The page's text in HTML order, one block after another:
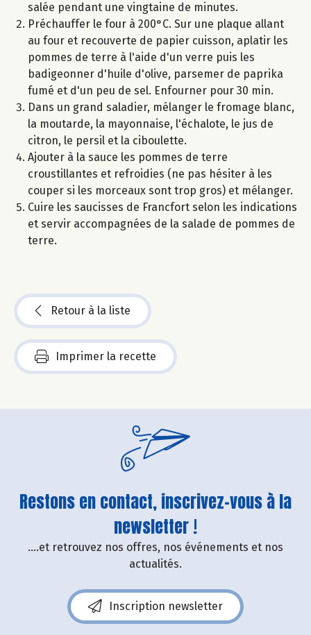
salée pendant une vingtaine de minutes.
Préchauffer le four à 200°C. Sur une plaque allant
au four et recouverte de papier cuisson, aplatir les
pommes de terre à l'aide d'un verre puis les
badigeonner d'huile d'olive, parsemer de paprika
fumé et d'un peu de sel. Enfourner pour 30 min.
Dans un grand saladier, mélanger le fromage blanc,
la moutarde, la mayonnaise, l'échalote, le jus de
citron, le persil et la ciboulette.
Ajouter à la sauce les pommes de terre
croustillantes et refroidies (ne pas hésiter à les
couper si les morceaux sont trop gros) et mélanger.
Cuire les saucisses de Francfort selon les indications
et servir accompagnées de la salade de pommes de
terre.
Retour à la liste
Imprimer la recette
Restons en contact, inscrivez-vous à la
newsletter !
....et retrouvez nos offres, nos événements et nos
actualités.
Inscription newsletter